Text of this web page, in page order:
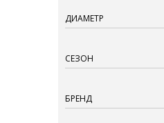
ДИАМЕТР
СЕЗОН
БРЕНД